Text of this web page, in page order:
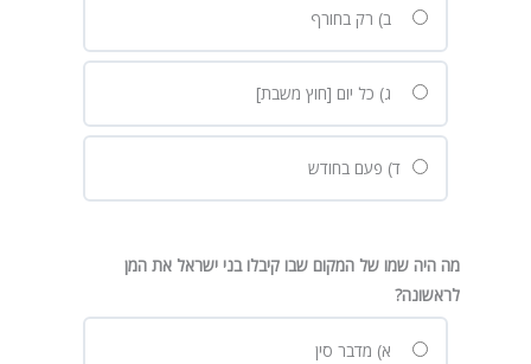
ב) רק בחורף
ג) כל יום [חוץ משבת]
ד) פעם בחודש
מה היה שמו של המקום שבו קיבלו בני ישראל את המן
לראשונה?
א) מדבר סין